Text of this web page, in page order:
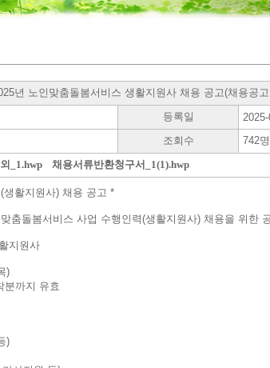
년 노인맞춤돌봄서비스 생활지원사 채용 공고(채용공
등록일
조회수
742명
_1.hwp 채용서류반환청구서_1(1).hwp
활지원사) 채용 공고 *
춤돌봄서비스 사업 수행인력(생활지원사) 채용을 위한
지원사
)
분까지 유효
)